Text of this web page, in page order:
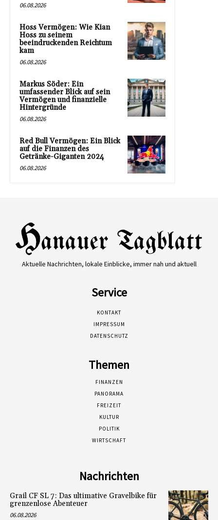
06.08.2026
Hoss Vermögen: Wie Kian
Hoss zu seinem
beeindruckenden Reichtum
kam
06.08.2026
Markus Söder: Ein
umfassender Blick auf sein
Vermögen und finanzielle
Hintergründe
06.08.2026
Red Bull Vermögen: Ein Blick
auf die Finanzen des
Getränke-Giganten 2024
06.08.2026
Aktuelle Nachrichten, lokale Einblicke, immer nah und aktuell
Service
KONTAKT
IMPRESSUM
DATENSCHUTZ
Themen
FINANZEN
PANORAMA
FREIZEIT
KULTUR
POLITIK
WIRTSCHAFT
Nachrichten
Grail CF SL 7: Das ultimative Gravelbike für
grenzenlose Abenteuer
06.08.2026